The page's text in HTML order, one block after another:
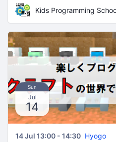
Sun
Jul
14
14 Jul 13:00 - 14:30 Hyogo